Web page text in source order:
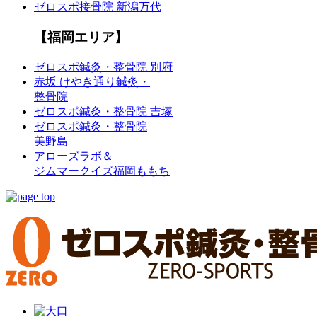
ゼロスポ接骨院 新潟万代
【福岡エリア】
ゼロスポ鍼灸・整骨院 別府
赤坂 けやき通り鍼灸・
整骨院
ゼロスポ鍼灸・整骨院 吉塚
ゼロスポ鍼灸・整骨院
美野島
アローズラボ＆
ジムマークイズ福岡ももち